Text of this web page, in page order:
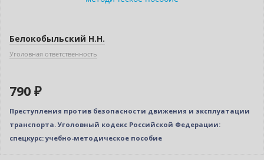
Белокобыльский Н.Н.
Уголовная ответственность
790 ₽
Преступления против безопасности движения и эксплуатации
транспорта. Уголовный кодекс Российской Федерации:
спецкурс: учебно-методическое пособие